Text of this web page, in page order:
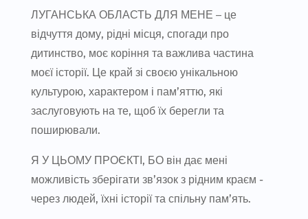
ЛУГАНСЬКА ОБЛАСТЬ ДЛЯ МЕНЕ – це
відчуття дому, рідні місця, спогади про
дитинство, моє коріння та важлива частина
моєї історії. Це край зі своєю унікальною
культурою, характером і пам’яттю, які
заслуговують на те, щоб їх берегли та
поширювали.
Я У ЦЬОМУ ПРОЄКТІ, БО він дає мені
можливість зберігати зв’язок з рідним краєм ­
через людей, їхні історії та спільну пам’ять.